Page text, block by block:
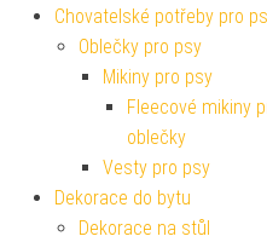
Chovatelské potřeby pro
Oblečky pro psy
Mikiny pro psy
Fleecové mikiny
oblečky
Vesty pro psy
Dekorace do bytu
Dekorace na stůl